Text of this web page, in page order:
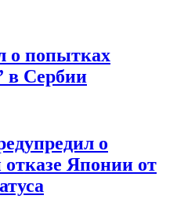
попытках
в Сербии
о
Японии от